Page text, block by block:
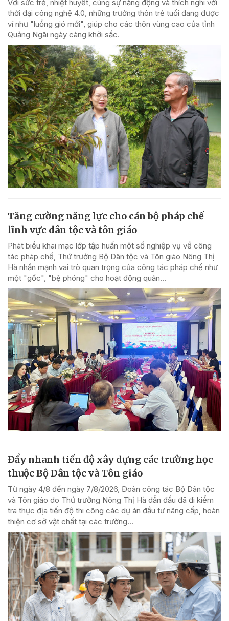
Với sức trẻ, nhiệt huyết, cùng sự năng động và thích nghi với
thời đại công nghệ 4.0, những trưởng thôn trẻ tuổi đang được
ví như "luồng gió mới", giúp cho các thôn vùng cao của tỉnh
Quảng Ngãi ngày càng khởi sắc.
Tăng cường năng lực cho cán bộ pháp chế
lĩnh vực dân tộc và tôn giáo
Phát biểu khai mạc lớp tập huấn một số nghiệp vụ về công
tác pháp chế, Thứ trưởng Bộ Dân tộc và Tôn giáo Nông Thị
Hà nhấn mạnh vai trò quan trọng của công tác pháp chế như
một "gốc", "bệ phóng" cho hoạt động quản...
Đẩy nhanh tiến độ xây dựng các trường học
thuộc Bộ Dân tộc và Tôn giáo
Từ ngày 4/8 đến ngày 7/8/2026, Đoàn công tác Bộ Dân tộc
và Tôn giáo do Thứ trưởng Nông Thị Hà dẫn đầu đã đi kiểm
tra thực địa tiến độ thi công các dự án đầu tư nâng cấp, hoàn
thiện cơ sở vật chất tại các trường...